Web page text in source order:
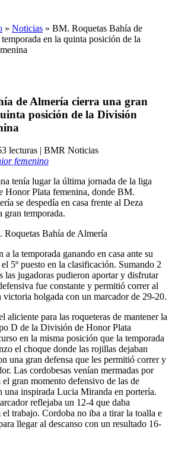
» Noticias » BM. Roquetas Bahía de
en la quinta posición de la
de Almería cierra una gran
posición de la División
lecturas | BMR Noticias
femenino
tenía lugar la última jornada de la liga
Honor Plata femenina, donde BM.
se despedía en casa frente al Deza
gran temporada.
a la temporada ganando en casa ante su
5º puesto en la clasificación. Sumando 2
las jugadoras pudieron aportar y disfrutar
fue constante y permitió correr al
victoria holgada con un marcador de 29-20.
aliciente para las roqueteras de mantener la
D de la División de Honor Plata
en la misma posición que la temporada
el choque donde las rojillas dejaban
una gran defensa que les permitió correr y
Las cordobesas venían mermadas por
gran momento defensivo de las de
una inspirada Lucia Miranda en portería.
reflejaba un 12-4 que daba
trabajo. Cordoba no iba a tirar la toalla e
llegar al descanso con un resultado 16-